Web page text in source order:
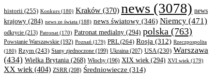
historii (255) Konkurs (180) Kraków (370) news (3078) news
krajowy (284) news ze świata (188) news światowy (346) Niemcy (471)
odkrycie (213) Patronat (170) Patronat medialny (294) polska (763)
Powstanie Warszawskie (192) Poznań (179) PRL(264) Rosja (312) Rzeczpospolita
(180) Rzym (243) Stany zjednoczone (199) Ukraina (207) USA(230) Warszawa
(434) Wielka Brytania (268) Włochy (196) XIX wiek (294) XVI wiek (179)
XX wiek (404) ZSRR (208) Średniowiecze (314)